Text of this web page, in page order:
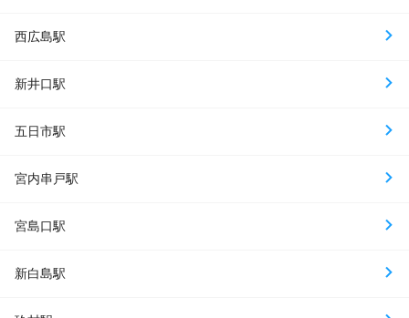
西広島駅
新井口駅
五日市駅
宮内串戸駅
宮島口駅
新白島駅